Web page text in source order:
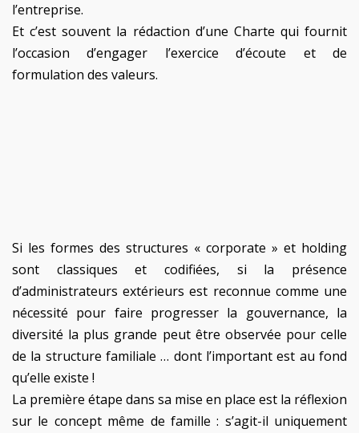
l’entreprise.
Et c’est souvent la rédaction d’une Charte qui fournit
l’occasion d’engager l’exercice d’écoute et de
formulation des valeurs.
Si les formes des structures « corporate » et holding
sont classiques et codifiées, si la présence
d’administrateurs extérieurs est reconnue comme une
nécessité pour faire progresser la gouvernance, la
diversité la plus grande peut être observée pour celle
de la structure familiale … dont l’important est au fond
qu’elle existe !
La première étape dans sa mise en place est la réflexion
sur le concept même de famille : s’agit-il uniquement